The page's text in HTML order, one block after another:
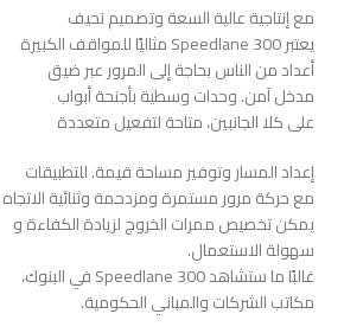
مع إنتاجية عالية السعة وتصميم نحيف
يعتبر Speedlane 300 مثاليًا للمواقف الكبيرة
أعداد من الناس بحاجة إلى المرور عبر ضيق
مدخل آمن. وحدات وسطية بأجنحة أبواب
على كلا الجانبين، متاحة لتفعيل متعددة
إعداد المسار وتوفير مساحة قيمة. للتطبيقات
مع حركة مرور مستمرة ومزدحمة وثنائية
يمكن تخصيص ممرات الخروج لزيادة الكفاءة و
سهولة الاستعمال.
غالبًا ما ستشاهد Speedlane 300 في البنوك،
مكاتب الشركات والمباني الحكومية.